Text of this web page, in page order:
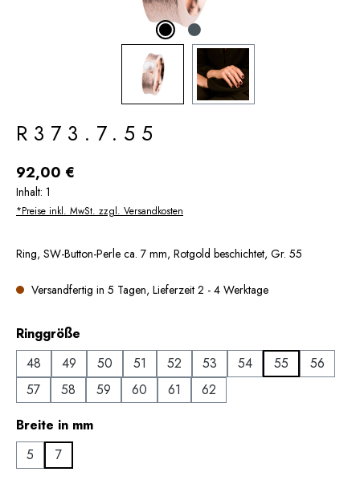
R373.7.55
Regulärer Preis:
92,00 €
Inhalt: 1
*Preise inkl. MwSt. zzgl. Versandkosten
Ring, SW-Button-Perle ca. 7 mm, Rotgold beschichtet, Gr. 55
Versandfertig in 5 Tagen, Lieferzeit 2 - 4 Werktage
Ringgröße
48
49 50 51 52 53 54 55
56
57
58 59 60 61
62
Breite in mmauswählen
5
7